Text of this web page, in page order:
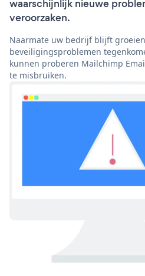
waarschijnlijk nieuwe
veroorzaken.
Naarmate uw bedrijf blijft
beveiligingsproblemen
kunnen proberen Mailchimp
te misbruiken.